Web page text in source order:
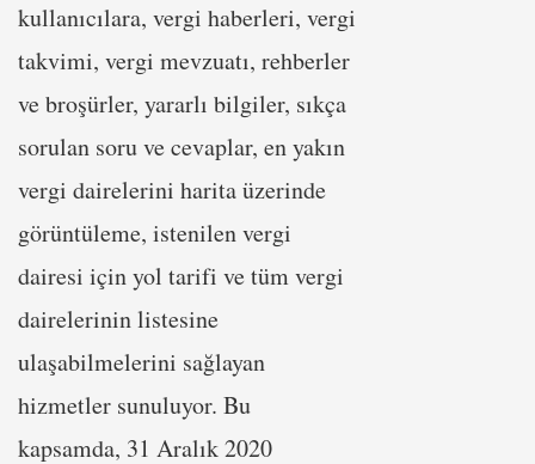
kullanıcılara, vergi haberleri, vergi
takvimi, vergi mevzuatı, rehberler
ve broşürler, yararlı bilgiler, sıkça
sorulan soru ve cevaplar, en yakın
vergi dairelerini harita üzerinde
görüntüleme, istenilen vergi
dairesi için yol tarifi ve tüm vergi
dairelerinin listesine
ulaşabilmelerini sağlayan
hizmetler sunuluyor. Bu
kapsamda, 31 Aralık 2020